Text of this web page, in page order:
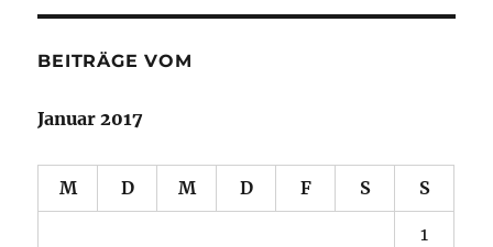
BEITRÄGE VOM
Januar 2017
M D M D F S S
1